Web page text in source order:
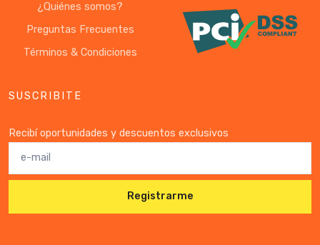
¿Quiénes somos?
Preguntas Frecuentes
Términos & Condiciones
SUSCRIBITE
Recibí oportunidades y descuentos exclusivos
Registrarme